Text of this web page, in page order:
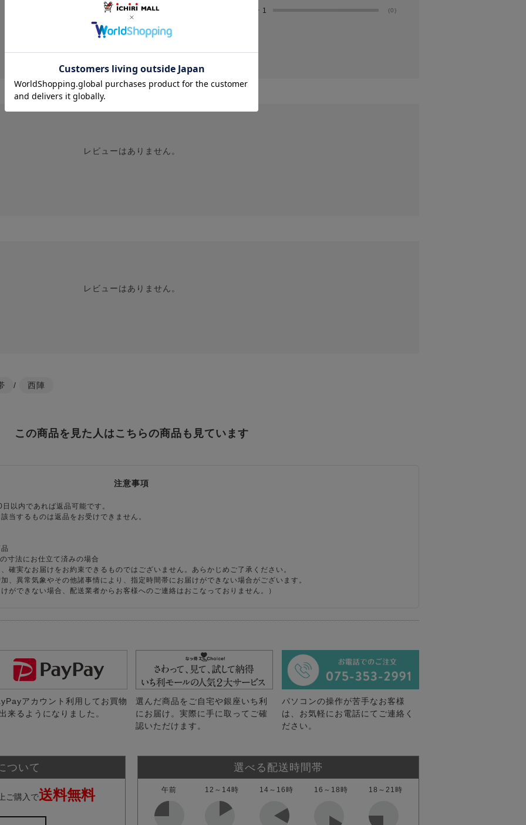
★ 1 (0)
レビューはありません。
レビューはありません。
/ 西陣
この商品を見た人はこちらの商品も見ています
注意事項
以内であれば返品可能です。
当するものは返品をお受けできません。
寸法にお仕立て済みの場合
確実なお届けをお約束できるものではございません。あらかじめご了承ください。
、異常気象やその他諸事情により、指定時間帯にお届けができない場合がございます。
ができない場合、配送業者からお客様へのご連絡はおこなっておりません。）
アカウント利用してお買物
来るようになりました。
選んだ商品をご自宅や銀座いち利
にお届け。実際に手に取ってご確
認いただけます。
パソコンの操作が苦手なお客様
は、お気軽にお電話にてご連絡く
ださい。
ついて
ご購入で送料無料
選べる配送時間帯
午前 12～14時 14～16時 16～18時 18～21時